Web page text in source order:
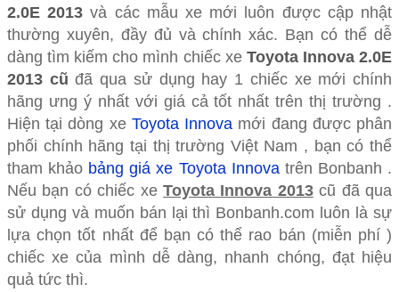
2.0E 2013 và các mẫu xe mới luôn được cập nhật
thường xuyên, đầy đủ và chính xác. Bạn có thể dễ
dàng tìm kiếm cho mình chiếc xe Toyota Innova 2.0E
2013 cũ đã qua sử dụng hay 1 chiếc xe mới chính
hãng ưng ý nhất với giá cả tốt nhất trên thị trường .
Hiện tại dòng xe Toyota Innova mới đang được phân
phối chính hãng tại thị trường Việt Nam , bạn có thể
tham khảo bảng giá xe Toyota Innovatrên Bonbanh .
Nếu bạn có chiếc xe Toyota Innova 2013cũ đã qua
sử dụng và muốn bán lại thì Bonbanh.com luôn là sự
lựa chọn tốt nhất để bạn có thể rao bán (miễn phí )
chiếc xe của mình dễ dàng, nhanh chóng, đạt hiệu
quả tức thì.